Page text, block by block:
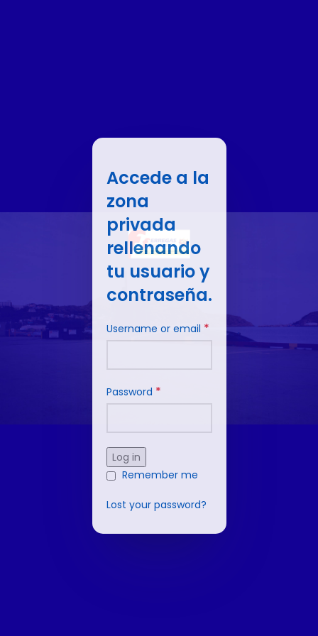
Accede a la
zona
privada
rellenando
tu usuario y
contraseña.
Username or email *
Password *
Log in
Remember me
Lost your password?